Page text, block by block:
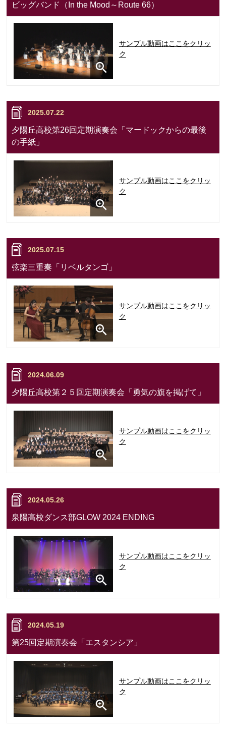
ビッグバンド（In the Mood～Route 66）
サンプル動画はここをクリッ
ク
2025.07.22
夕陽丘高校第26回定期演奏会「マードックからの最後
の手紙」
サンプル動画はここをクリッ
ク
2025.07.15
弦楽三重奏「リベルタンゴ」
サンプル動画はここをクリッ
ク
2024.06.09
夕陽丘高校第２５回定期演奏会「勇気の旗を掲げて」
サンプル動画はここをクリッ
ク
2024.05.26
泉陽高校ダンス部GLOW 2024 ENDING
サンプル動画はここをクリッ
ク
2024.05.19
第25回定期演奏会「エスタンシア」
サンプル動画はここをクリッ
ク